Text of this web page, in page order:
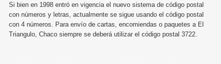
Si bien en 1998 entró en vigencia el nuevo sistema de código postal
con números y letras, actualmente se sigue usando el código postal
con 4 números. Para envío de cartas, encomiendas o paquetes a El
Triangulo, Chaco siempre se deberá utilizar el código postal 3722.